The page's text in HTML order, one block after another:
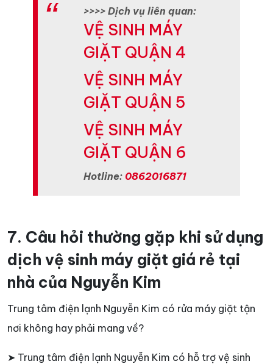
>>>> Dịch vụ liên quan:
VỆ SINH MÁY
GIẶT QUẬN 4
VỆ SINH MÁY
GIẶT QUẬN 5
VỆ SINH MÁY
GIẶT QUẬN 6
Hotline: 0862016871
7. Câu hỏi thường gặp khi sử dụng
dịch vệ sinh máy giặt giá rẻ tại
nhà của Nguyễn Kim
Trung tâm điện lạnh Nguyễn Kim có rửa máy giặt tận
nơi không hay phải mang về?
➤ Trung tâm điện lạnh Nguyễn Kim có hỗ trợ vệ sinh